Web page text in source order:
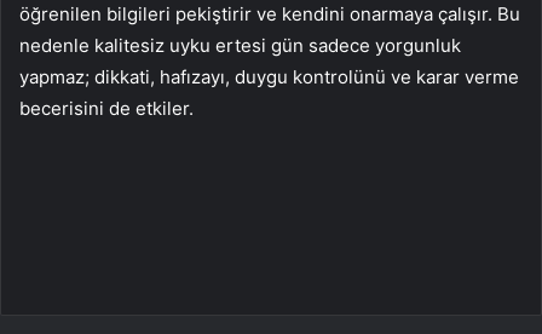
öğrenilen bilgileri pekiştirir ve kendini onarmaya çalışır. Bu
nedenle kalitesiz uyku ertesi gün sadece yorgunluk
yapmaz; dikkati, hafızayı, duygu kontrolünü ve karar verme
becerisini de etkiler.